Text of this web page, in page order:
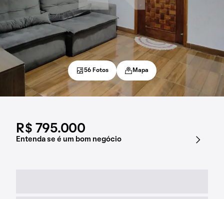
R$ 795.000
Entenda se é um bom negócio
56 Fotos Mapa